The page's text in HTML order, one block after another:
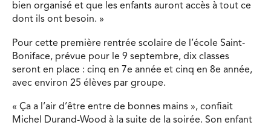
bien organisé et que les enfants auront accès à tout ce
dont ils ont besoin. »
Pour cette première rentrée scolaire de l’école Saint-
Boniface, prévue pour le 9 septembre, dix classes
seront en place : cinq en 7e année et cinq en 8e année,
avec environ 25 élèves par groupe.
« Ça a l’air d’être entre de bonnes mains », confiait
Michel Durand-Wood à la suite de la soirée. Son enfant